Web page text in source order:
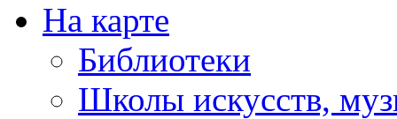
На карте
Библиотеки
Школы искусств,